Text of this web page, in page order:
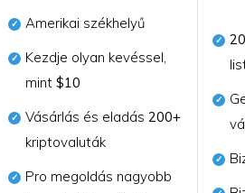
Amerikai székhelyű
Kezdje olyan kevéssel,
mint $10
Vásárlás és eladás 200+
kriptovaluták
Pro megoldás nagyobb